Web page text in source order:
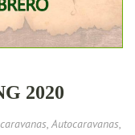
2020
, Autocaravanas,